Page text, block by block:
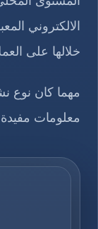
الالكتروني
خلالها على
مهما كان نوع
معلومات